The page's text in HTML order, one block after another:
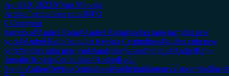
April 10, 2023 Miron Manega
ArhivaCertitudinea printINFO
0 Comment
#america#Andrei Rațiu#Andrei Ratiu#andrei ratiu jurnalist new
york#Andrei Ratiu Jurnalist Revista Certitudinea#andrei ratiu new
york#andrei rațiu new york#andreirațiu#andreiratiu#AndreiRațiu
JurnalistRevistaCertitudina#AndreiRatiu
SeniorAuthorRevistaCertitudinea#andreiratiuautorrevistacertitudinea